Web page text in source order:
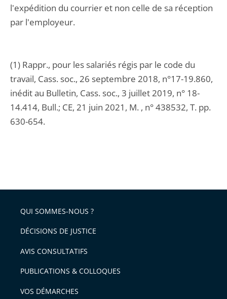
l'expédition du courrier et non celle de sa réception
par l'employeur.
(1) Rappr., pour les salariés régis par le code du
travail, Cass. soc., 26 septembre 2018, n°17-19.860,
inédit au Bulletin, Cass. soc., 3 juillet 2019, n° 18-
14.414, Bull.; CE, 21 juin 2021, M. , n° 438532, T. pp.
630-654.
QUI SOMMES-NOUS ?
DÉCISIONS DE JUSTICE
AVIS CONSULTATIFS
PUBLICATIONS & COLLOQUES
VOS DÉMARCHES